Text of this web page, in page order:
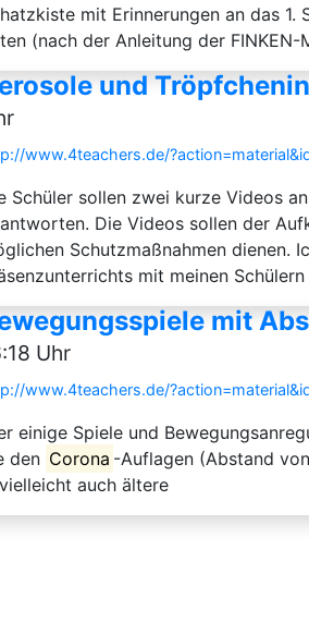
mit Erinnerungen an das
(nach der Anleitung der FINKEN-
und
www.4teachers.de/
Schüler sollen zwei kurze Videos
Die Videos sollen der
Schutzmaßnahmen dienen.
mit meinen
mit
Uhr
www.4teachers.de/
einige Spiele und
den Corona -Auflagen (Abstand
auch ältere